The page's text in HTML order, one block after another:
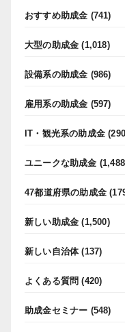
おすすめ助成金 (741)
大型の助成金 (1,018)
設備系の助成金 (986)
雇用系の助成金 (597)
IT・観光系の助成金
ユニークな助成金
47都道府県の助成金
新しい助成金 (1,500)
新しい自治体(137)
よくある質問 (420)
助成金セミナー (548)